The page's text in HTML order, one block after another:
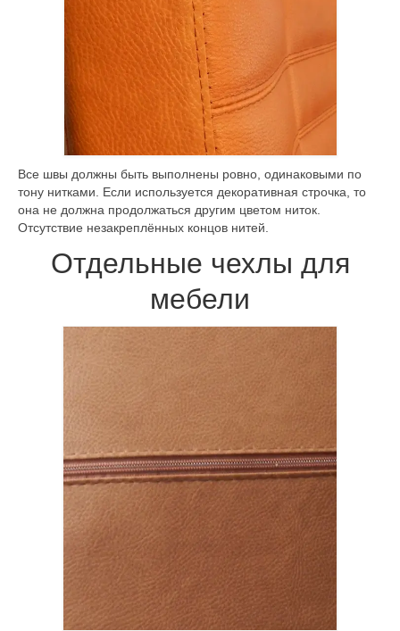
Все швы должны быть выполнены ровно, одинаковыми по
тону нитками. Если используется декоративная строчка, то
она не должна продолжаться другим цветом ниток.
Отсутствие незакреплённых концов нитей.
Отдельные чехлы для
мебели